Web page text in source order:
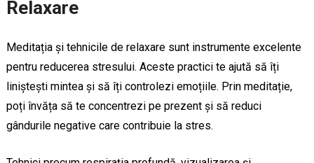
Relaxare
Meditația și tehnicile de relaxare sunt instrumente excelente
pentru reducerea stresului. Aceste practici te ajută să îți
liniștești mintea și să îți controlezi emoțiile. Prin meditație,
poți învăța să te concentrezi pe prezent și să reduci
gândurile negative care contribuie la stres.